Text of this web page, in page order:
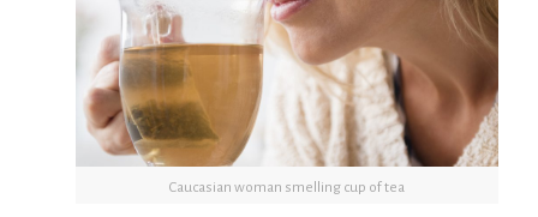
Caucasian woman smelling cup of tea